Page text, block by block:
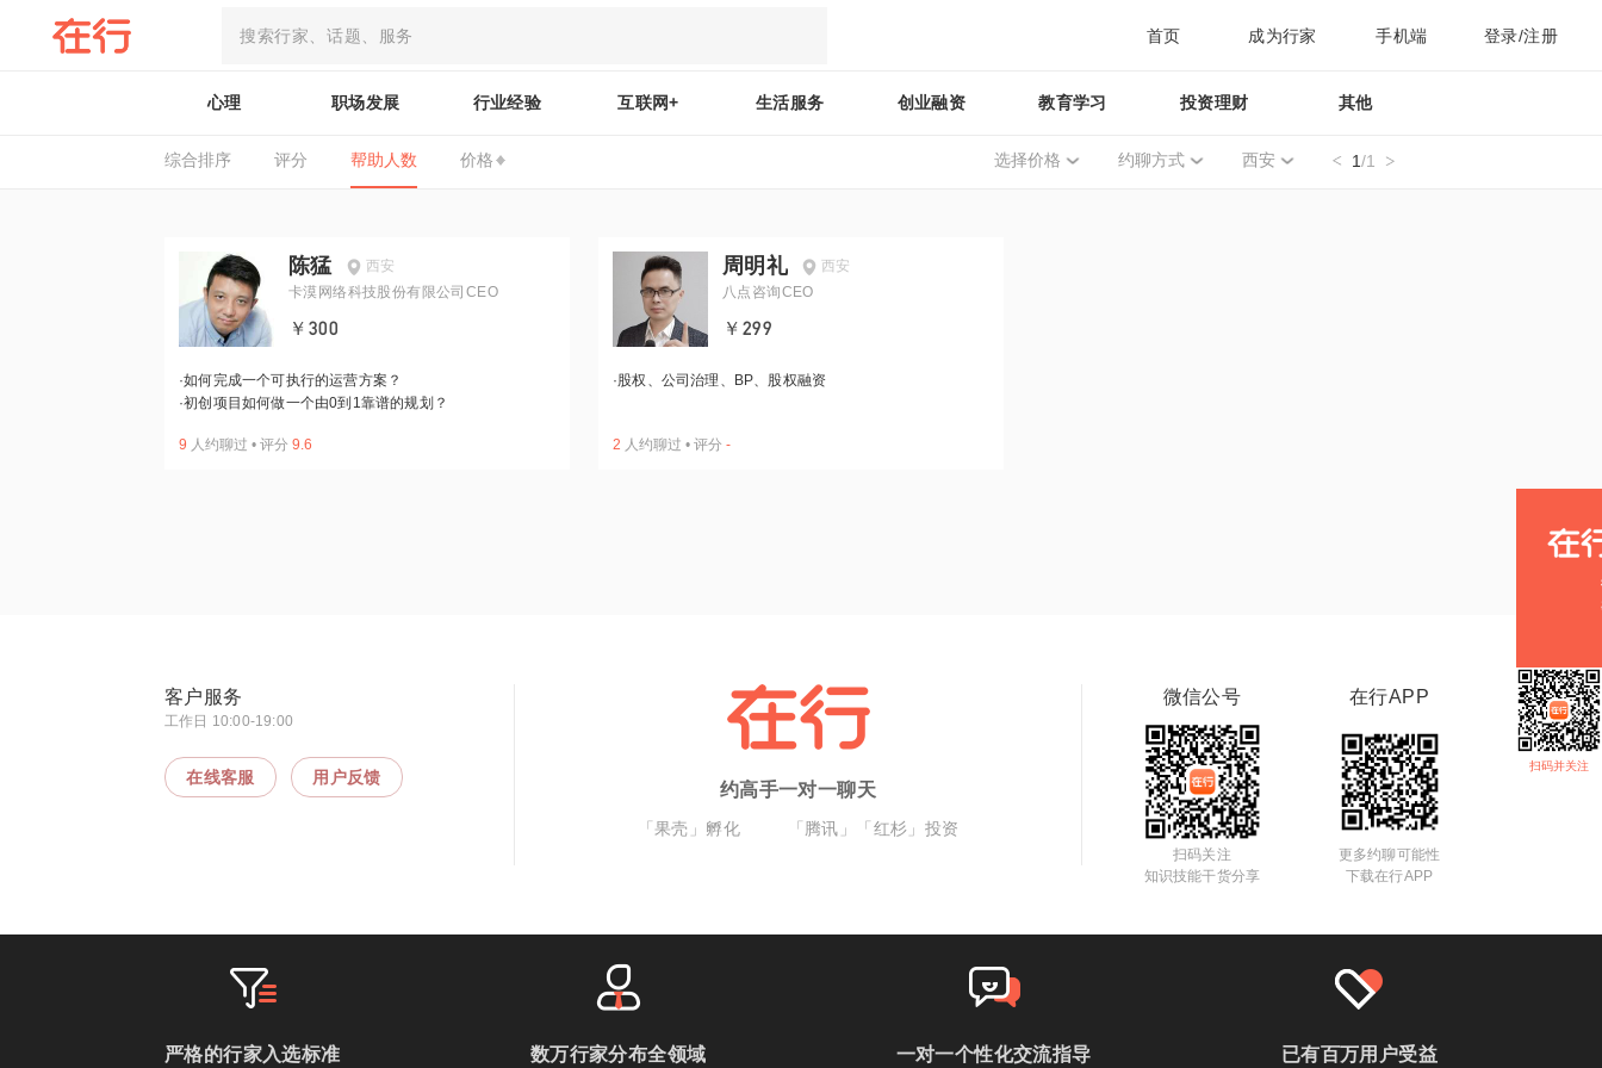
首页 成为行家 手机端 登录/注册
心理 职场发展 行业经验 互联网+ 生活服务 创业融资 教育学习 投资理财 其他
综合排序 评分 帮助人数 价格 选择价格 约聊方式 西安 1/1
陈猛
西安
卡漠网络科技股份有限公司CEO
￥300
·如何完成一个可执行的运营方案？
·初创项目如何做一个由0到1靠谱的规划？
9 人约聊过 • 评分 9.6
周明礼
西安
八点咨询CEO
￥299
·股权、公司治理、BP、股权融资
2 人约聊过 • 评分 -
扫码并关注
客户服务
工作日 10:00-19:00
在线客服 用户反馈
约高手一对一聊天
「果壳」孵化 「腾讯」「红杉」投资
微信公号
扫码关注
知识技能干货分享
在行APP
更多约聊可能性
下载在行APP
严格的行家入选标准 数万行家分布全领域 一对一个性化交流指导 已有百万用户受益